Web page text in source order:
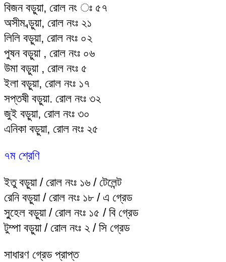
বিজন বড়ুয়া, রোল নং ঃ ৫৭
অসীম ব্ড়ুয়া, রোল নংঃ ২১
লিলি বড়ুয়া, রোল নংঃ ০২
পুষন বড়ুয়া , রোল নংঃ ০৬
উমা বড়ুয়া , রোল নংঃ ৫
ইলা বড়ুয়া, রোল নংঃ ১৭
সপ্তষী বড়ুয়া. রোল নংঃ ৩২
জুই বড়ুয়া, রোল নংঃ ৩০
এনিকা বড়ুয়া, রোল নংঃ ২৫
৭ম শ্রেণি
ইতু বড়ুয়া / রোল নংঃ ১৬ / টেলেন্ট
রেনি বড়ুয়া / রোল নংঃ ১৮ / এ গ্রেড
সুুহেল বড়ুয়া / রোল নংঃ ১৫ / বি গ্রেড
টুম্পা বড়ুয়া / রোল নংঃ ২ / সি গ্রেড
সাধারণ গ্রেড প্রাপ্ত